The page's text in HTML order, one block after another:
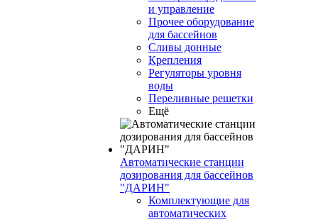
и управление
Прочее оборудование
для бассейнов
Сливы донные
Крепления
Регуляторы уровня
воды
Переливные решетки
Ещё
Автоматические станции
дозирования для бассейнов
"ДАРИН"
Комплектующие для
автоматических